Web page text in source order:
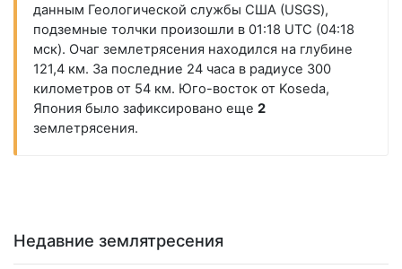
данным Геологической службы США (USGS),
подземные толчки произошли в 01:18 UTC (04:18
мск). Очаг землетрясения находился на глубине
121,4 км. За последние 24 часа в радиусе 300
километров от 54 км. Юго-восток от Koseda,
Япония было зафиксировано еще 2
землетрясения.
Недавние землятресения